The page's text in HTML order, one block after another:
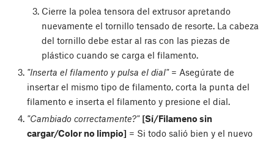
Cierre la polea tensora del extrusor apretando
nuevamente el tornillo tensado de resorte. La cabeza
del tornillo debe estar al ras con las piezas de
plástico cuando se carga el filamento.
"Inserta el filamento y pulsa el dial"= Asegúrate de
insertar el mismo tipo de filamento, corta la punta del
filamento e inserta el filamento y presione el dial.
"Cambiado correctamente?" [Sí/Filameno sin
cargar/Color no limpio] = Si todo salió bien y el nuevo